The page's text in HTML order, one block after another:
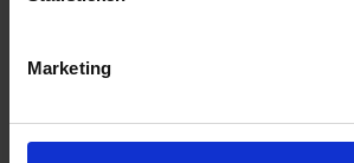
Marketing